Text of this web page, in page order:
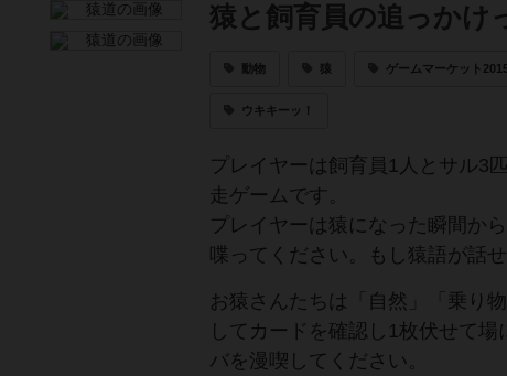
猿と飼育員の追っかけ
動物 猿 ゲームマーケット
ウキキーッ！
プレイヤーは飼育員1人とサル3
走ゲームです。
プレイヤーは猿になった瞬間か
喋ってください。もし猿語が話
お猿さんたちは「自然」「乗り
してカードを確認し1枚伏せて
バを漫喫してください。